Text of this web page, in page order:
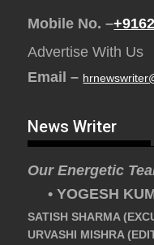
Mobile No. –
Advertise With Us
Email –
News Writer
Our Energetic
• YOGESH
SATISH SHARMA
URVASHI MISHRA